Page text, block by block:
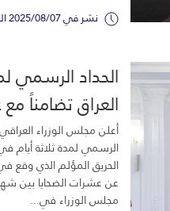
نشر في 2025/08/07 الساعة 11:04 ص
الحداد الرسمي
العراق تضامناً
الرسمي لمدة ثلاثة أيام
الحريق المؤلم الذي وقع
عن عشرات الضحايا بين
مجلس الوزراء في...